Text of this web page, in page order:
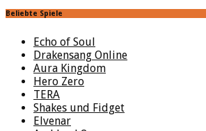
Beliebte Spiele
Echo of Soul
Drakensang Online
Aura Kingdom
Hero Zero
TERA
Shakes und Fidget
Elvenar